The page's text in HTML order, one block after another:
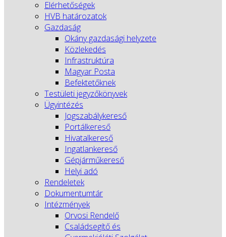
Elérhetőségek
HVB határozatok
Gazdaság
Okány gazdasági helyzete
Közlekedés
Infrastruktúra
Magyar Posta
Befektetőknek
Testületi jegyzőkönyvek
Ügyintézés
Jogszabálykereső
Portálkereső
Hivatalkereső
Ingatlankereső
Gépjárműkereső
Helyi adó
Rendeletek
Dokumentumtár
Intézmények
Orvosi Rendelő
Családsegítő és